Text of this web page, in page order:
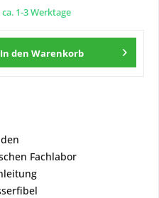
1-3 Werktage
In den Warenkorb
Fachlabor